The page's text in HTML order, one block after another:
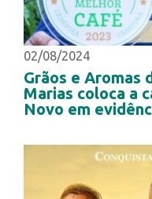
02/08/2024
Grãos e Aromas
Marias coloca a
Novo em